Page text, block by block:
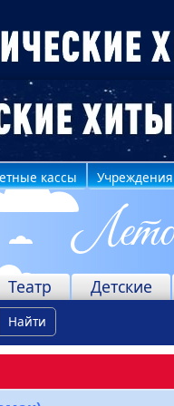
кассы Учреждения
Театр Детские
Найти